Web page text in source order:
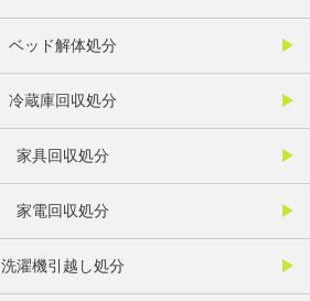
ベッド解体処分
冷蔵庫回収処分
家具回収処分
家電回収処分
洗濯機引越し処分